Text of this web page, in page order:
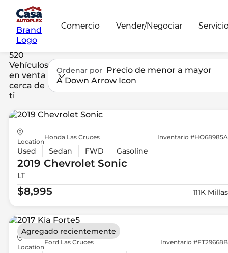
Brand
Logo
Comercio Vender/Negociar
520
Vehículos
en venta
cerca de
ti
Ordenar por Precio de menor a mayor
A Down Arrow Icon
Location
Honda Las Cruces Inventario #HO68985A
Used Sedan FWD Gasoline
2019 ChevroletSonic
LT
$8,995 111K Millas
Location
Ford Las Cruces Inventario #FT29668B
Agregado recientemente